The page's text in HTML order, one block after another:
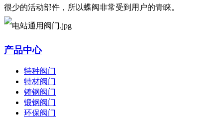
很少的活动部件 ， 所以蝶阀非常受到用户的青睐。
产品中心
特种阀门
特材阀门
铸钢阀门
锻钢阀门
环保阀门